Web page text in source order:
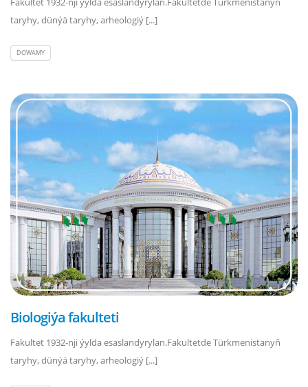
taryhy, dünýä taryhy, arheologiý [...]
DOWAMY
Biologiýa fakulteti
Fakultet 1932-nji ýylda esaslandyrylan.Fakultetde Türkmenistanyň
taryhy, dünýä taryhy, arheologiý [...]